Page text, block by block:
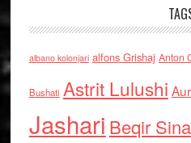
albano kolonjari alfons Grishaj Anton
Bushati Astrit Lulushi
Jashari Beqir Sina